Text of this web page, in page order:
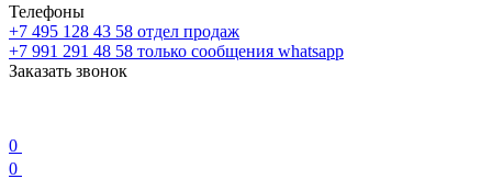
Телефоны
+7 495 128 43 58 отдел продаж
+7 991 291 48 58 только сообщения whatsapp
Заказать звонок
0
0